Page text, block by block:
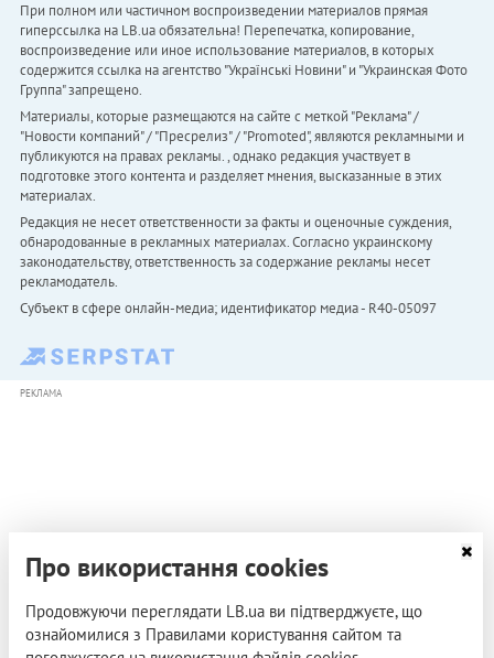
При полном или частичном воспроизведении материалов прямая
гиперссылка на LB.ua обязательна! Перепечатка, копирование,
воспроизведение или иное использование материалов, в которых
содержится ссылка на агентство "Українськi Новини" и "Украинская Фото
Группа" запрещено.
Материалы, которые размещаются на сайте с меткой "Реклама" /
"Новости компаний" / "Пресрелиз" / "Promoted", являются рекламными и
публикуются на правах рекламы. , однако редакция участвует в
подготовке этого контента и разделяет мнения, высказанные в этих
материалах.
Редакция не несет ответственности за факты и оценочные суждения,
обнародованные в рекламных материалах. Согласно украинскому
законодательству, ответственность за содержание рекламы несет
рекламодатель.
Субъект в сфере онлайн-медиа; идентификатор медиа - R40-05097
РЕКЛАМА
Про використання cookies
Продовжуючи переглядати LB.ua ви підтверджуєте, що
ознайомилися з Правилами користування сайтом та